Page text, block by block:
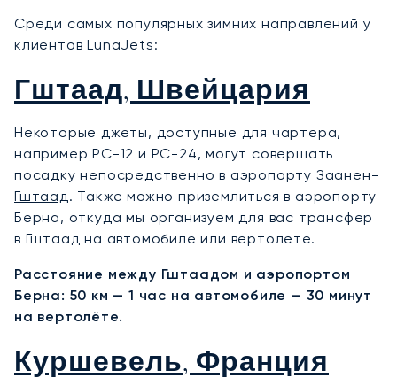
Среди самых популярных зимних направлений у
клиентов LunaJets:
Гштаад, Швейцария
Некоторые джеты, доступные для чартера,
например PC-12 и PC-24, могут совершать
посадку непосредственно в аэропорту Заанен-
Гштаад . Также можно приземлиться в аэропорту
Берна, откуда мы организуем для вас трансфер
в Гштаад на автомобиле или вертолёте.
Расстояние между Гштаадом и аэропортом
Берна: 50 км — 1 час на автомобиле — 30 минут
на вертолёте.
Куршевель, Франция